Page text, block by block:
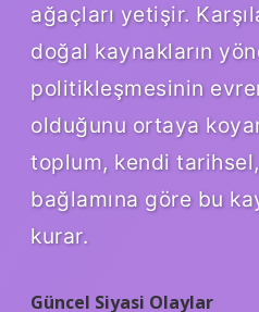
ağaçları yetişir.
doğal kaynakların
politikleşmesinin
olduğunu ortaya
toplum, kendi
bağlamına göre bu
kurar.
Güncel Siyasi Olaylar